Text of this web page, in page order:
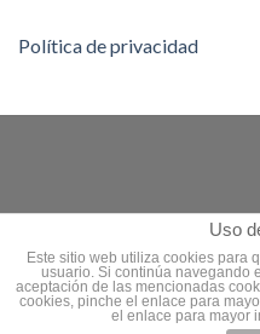
Política de privacidad
Copyright 2026 ©Piscinas
Uso
Este sitio web utiliza cookies para
usuario. Si continúa navegando
aceptación de las mencionadas
cookies, pinche el enlace para
el enlace para mayor